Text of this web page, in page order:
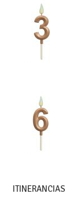
ITINERANCIAS